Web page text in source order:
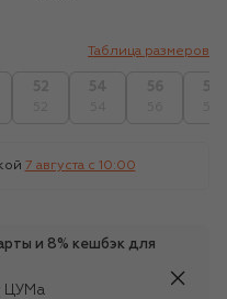
Таблица размеров
7 августа c 10:00
и 8% кешбэк для
ЦУМа